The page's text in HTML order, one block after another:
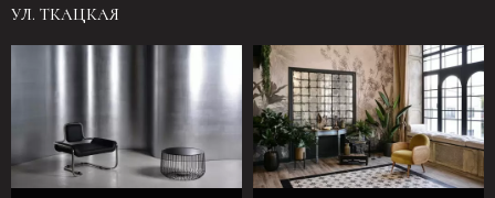
УЛ. ТКАЦКАЯ